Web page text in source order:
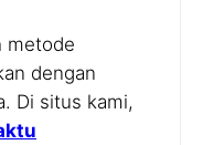
metode
dengan
Di situs kami,